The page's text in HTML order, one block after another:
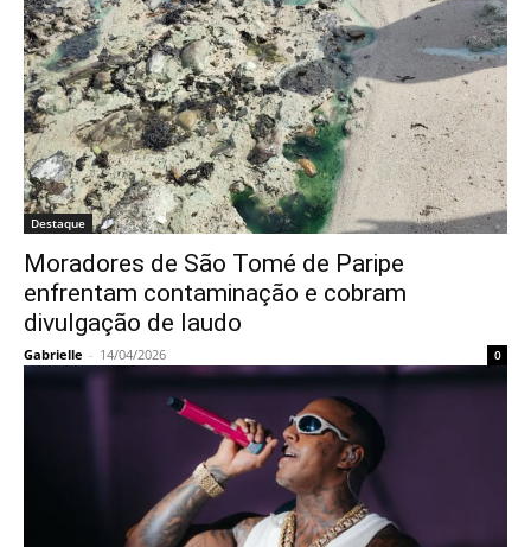
Destaque
Moradores de São Tomé de Paripe
enfrentam contaminação e cobram
divulgação de laudo
Gabrielle - 14/04/2026 0